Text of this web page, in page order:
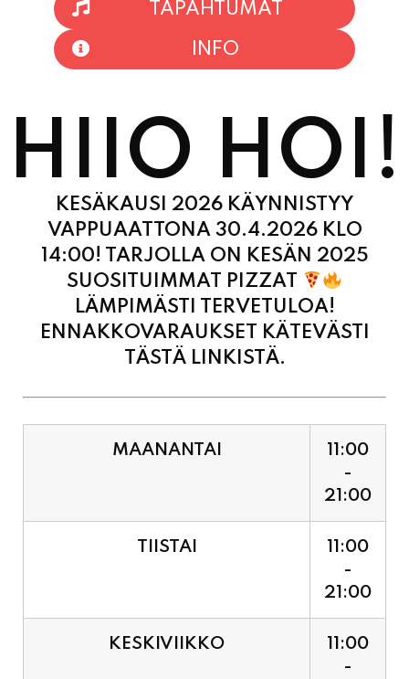
HIIO HOI!
KESÄKAUSI 2026 KÄYNNISTYY
VAPPUAATTONA 30.4.2026 KLO
14:00! TARJOLLA ON KESÄN 2025
SUOSITUIMMAT PIZZAT
LÄMPIMÄSTI TERVETULOA!
ENNAKKOVARAUKSET KÄTEVÄSTI
TÄSTÄ LINKISTÄ.
-
21:00
11:00
-
21:00
11:00
-
21:00
11:00